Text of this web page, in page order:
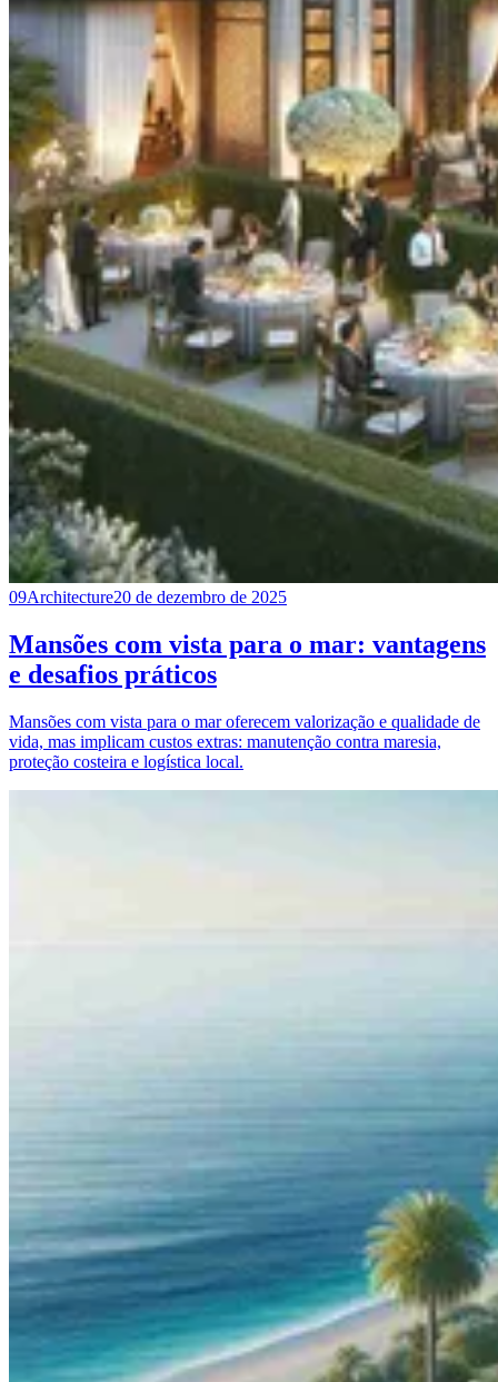
09Architecture20 de dezembro de 2025
Mansões com vista para o mar: vantagens
e desafios práticos
Mansões com vista para o mar oferecem valorização e qualidade de
vida, mas implicam custos extras: manutenção contra maresia,
proteção costeira e logística local.